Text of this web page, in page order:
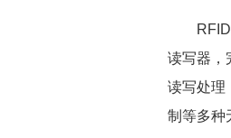
RFID超
读写器，
读写处理
制等多种